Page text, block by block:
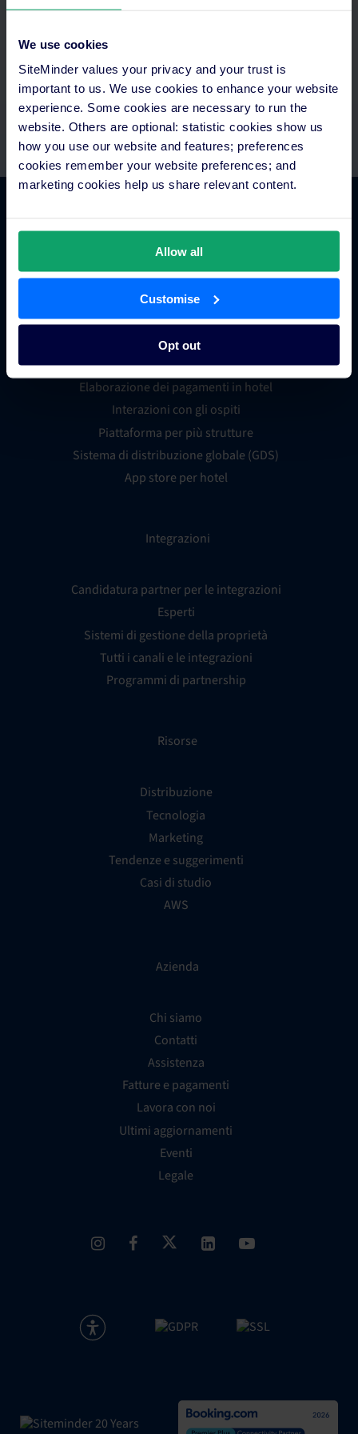
We use cookies
SiteMinder values your privacy and your trust is
important to us. We use cookies to enhance your website
experience. Some cookies are necessary to run the
website. Others are optional: statistic cookies show us
how you use our website and features; preferences
cookies remember your website preferences; and
marketing cookies help us share relevant content.
Allow all
Customise
Opt out
Configura i pagamenti automatici e integra tutto alla tecnologia
Channel manager per hotel
Motore di prenotazione
Strumento per siti web
Business intelligence per hotel
Metaricerca per hotel
Elaborazione dei pagamenti in hotel
Interazioni con gli ospiti
Piattaforma per più strutture
Sistema di distribuzione globale (GDS)
App store per hotel
Integrazioni
Candidatura partner per le integrazioni
Esperti
Sistemi di gestione della proprietà
Tutti i canali e le integrazioni
Programmi di partnership
Risorse
Distribuzione
Tecnologia
Marketing
Tendenze e suggerimenti
Casi di studio
AWS
Azienda
Chi siamo
Contatti
Assistenza
Fatture e pagamenti
Lavora con noi
Ultimi aggiornamenti
Eventi
Legale